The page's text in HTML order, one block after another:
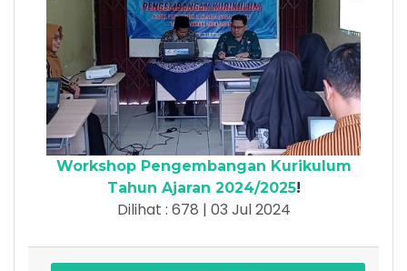
Workshop Pengembangan Kurikulum
Tahun Ajaran 2024/2025!
Dilihat : 678 | 03 Jul 2024